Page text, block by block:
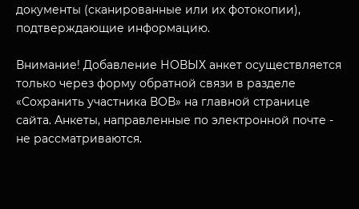
документы (сканированные или их фотокопии),
подтверждающие информацию.
Внимание! Добавление НОВЫХ анкет осуществляется
только через форму обратной связи в разделе
«Сохранить участника ВОВ» на главной странице
сайта. Анкеты, направленные по электронной почте -
не рассматриваются.